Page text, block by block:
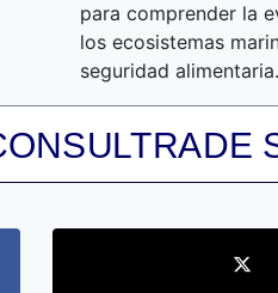
para comprender la
los ecosistemas
seguridad